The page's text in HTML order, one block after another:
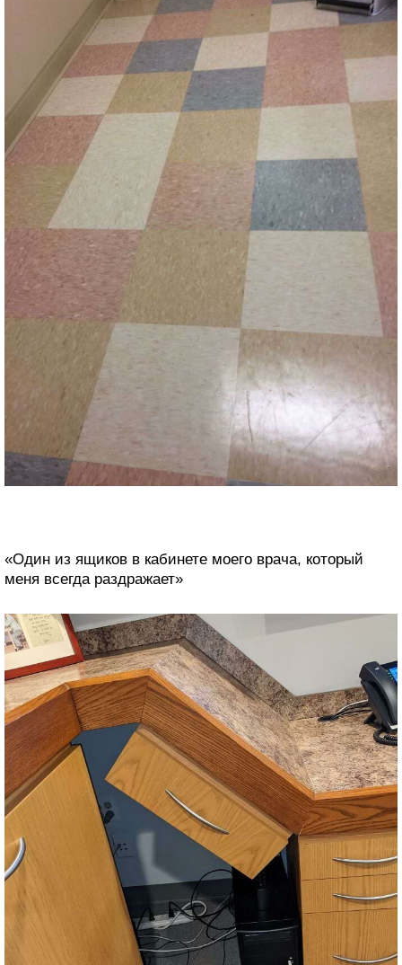
«Один из ящиков в кабинете моего врача, который
меня всегда раздражает»